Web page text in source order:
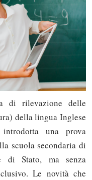
di rilevazione delle
della lingua Inglese
una prova
scuola secondaria di
di Stato, ma senza
Le novità che